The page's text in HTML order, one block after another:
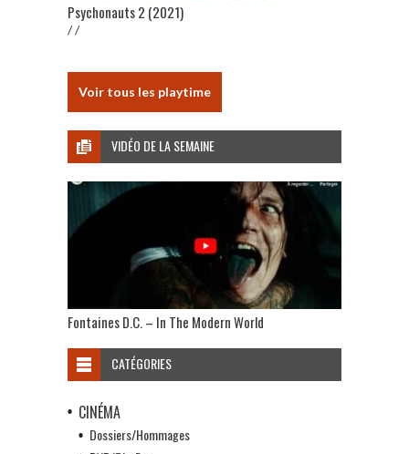
Psychonauts 2 (2021)
/ /
Voir tous les playtime
VIDÉO DE LA SEMAINE
Fontaines D.C. – In The Modern World
CATÉGORIES
CINÉMA
Dossiers/Hommages